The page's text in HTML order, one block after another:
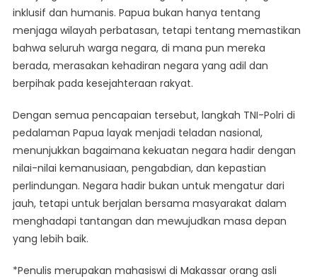
inklusif dan humanis. Papua bukan hanya tentang
menjaga wilayah perbatasan, tetapi tentang memastikan
bahwa seluruh warga negara, di mana pun mereka
berada, merasakan kehadiran negara yang adil dan
berpihak pada kesejahteraan rakyat.
Dengan semua pencapaian tersebut, langkah TNI-Polri di
pedalaman Papua layak menjadi teladan nasional,
menunjukkan bagaimana kekuatan negara hadir dengan
nilai-nilai kemanusiaan, pengabdian, dan kepastian
perlindungan. Negara hadir bukan untuk mengatur dari
jauh, tetapi untuk berjalan bersama masyarakat dalam
menghadapi tantangan dan mewujudkan masa depan
yang lebih baik.
*Penulis merupakan mahasiswi di Makassar orang asli